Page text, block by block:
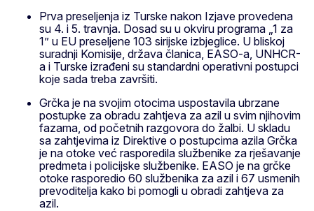
Prva preseljenja iz Turske nakon Izjave provedena
su 4. i 5. travnja. Dosad su u okviru programa „1 za
1” u EU preseljene 103 sirijske izbjeglice. U bliskoj
suradnji Komisije, država članica, EASO-a, UNHCR-
a i Turske izrađeni su standardni operativni postupci
koje sada treba završiti.
Grčka je na svojim otocima uspostavila ubrzane
postupke za obradu zahtjeva za azil u svim njihovim
fazama, od početnih razgovora do žalbi. U skladu
sa zahtjevima iz Direktive o postupcima azila Grčka
je na otoke već rasporedila službenike za rješavanje
predmeta i policijske službenike. EASO je na grčke
otoke rasporedio 60 službenika za azil i 67 usmenih
prevoditelja kako bi pomogli u obradi zahtjeva za
azil.